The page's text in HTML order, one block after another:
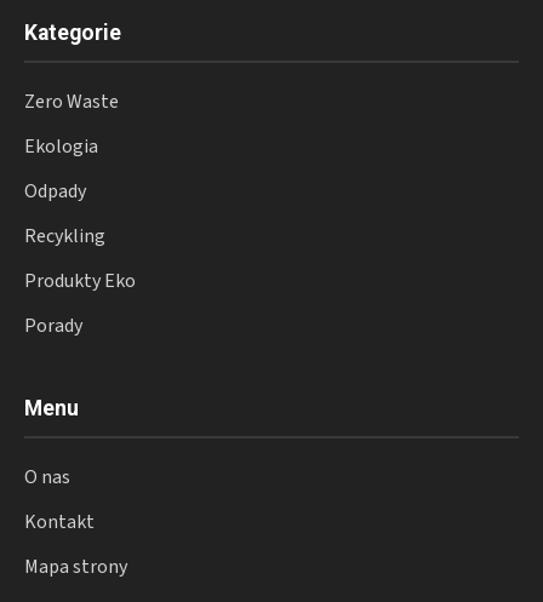
Kategorie
Zero Waste
Ekologia
Odpady
Recykling
Produkty Eko
Porady
Menu
O nas
Kontakt
Mapa strony